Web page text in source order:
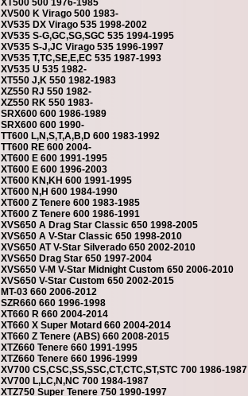
XT500 500 1976-1985
XV500 K Virago 500 1983-
XV535 DX Virago 535 1998-2002
XV535 S-G,GC,SG,SGC 535 1994-1995
XV535 S-J,JC Virago 535 1996-1997
XV535 T,TC,SE,E,EC 535 1987-1993
XV535 U 535 1982-
XT550 J,K 550 1982-1983
XZ550 RJ 550 1982-
XZ550 RK 550 1983-
SRX600 600 1986-1989
SRX600 600 1990-
TT600 L,N,S,T,A,B,D 600 1983-1992
TT600 RE 600 2004-
XT600 E 600 1991-1995
XT600 E 600 1996-2003
XT600 KN,KH 600 1991-1995
XT600 N,H 600 1984-1990
XT600 Z Tenere 600 1983-1985
XT600 Z Tenere 600 1986-1991
XVS650 A Drag Star Classic 650 1998-2005
XVS650 A V-Star Classic 650 1998-2010
XVS650 AT V-Star Silverado 650 2002-2010
XVS650 Drag Star 650 1997-2004
XVS650 V-M V-Star Midnight Custom 650 2006-2010
XVS650 V-Star Custom 650 2002-2015
MT-03 660 2006-2012
SZR660 660 1996-1998
XT660 R 660 2004-2014
XT660 X Super Motard 660 2004-2014
XT660 Z Tenere (ABS) 660 2008-2015
XTZ660 Tenere 660 1991-1995
XTZ660 Tenere 660 1996-1999
XV700 CS,CSC,SS,SSC,CT,CTC,ST,STC 700 1986-1987
XV700 L,LC,N,NC 700 1984-1987
XTZ750 Super Tenere 750 1990-1997